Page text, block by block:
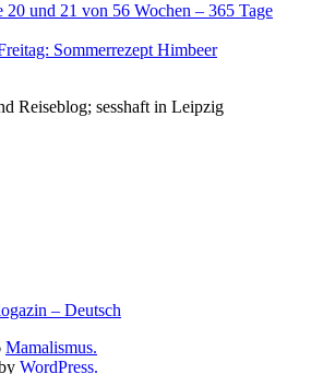
20 und 21 von 56 Wochen – 365 Tage
Sommerrezept Himbeer
Reiseblog; sesshaft in Leipzig
– Deutsch
Mamalismus.
WordPress.